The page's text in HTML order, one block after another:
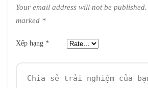
Your email address will not be published.
marked *
Xếp hạng *